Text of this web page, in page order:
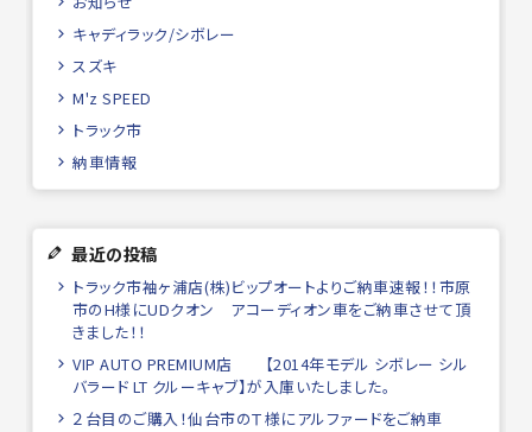
キャディラック/シボレー
スズキ
M'z SPEED
トラック市
納車情報
最近の投稿
トラック市袖ヶ浦店(株)ビップオートよりご納車速報！！市原
市のH様にUDクオン アコーディオン車をご納車させて頂
きました！！
VIP AUTO PREMIUM店 【2014年モデル シボレー シル
バラード LT クルーキャブ】が入庫いたしました。
２台目のご購入！仙台市のＴ様にアルファードをご納車